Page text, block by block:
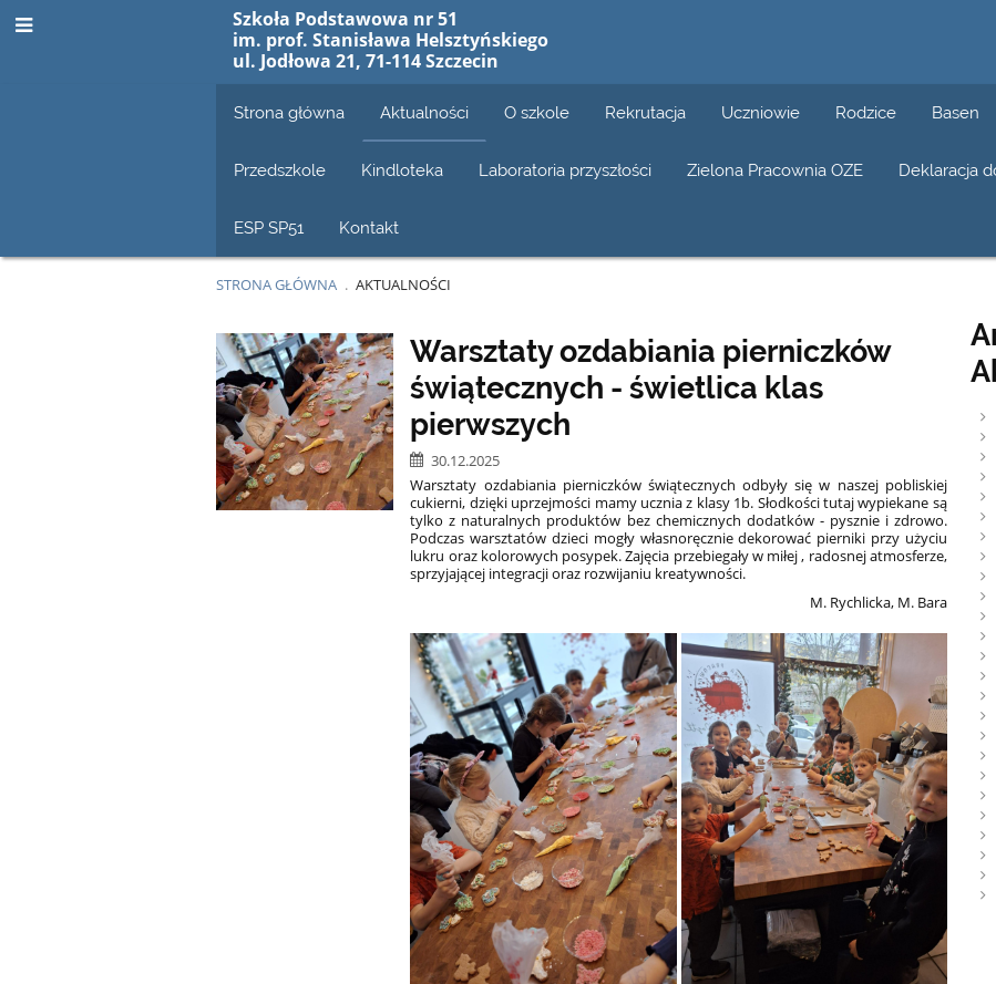
Szkoła Podstawowa nr 51
im. prof. Stanisława Helsztyńskiego
ul. Jodłowa 21, 71-114 Szczecin
Strona główna Aktualności O szkole Rekrutacja Uczniowie Rodzice Basen
Przedszkole Kindloteka Laboratoria przyszłości Zielona Pracownia OZE Deklaracja
ESP SP51 Kontakt
STRONA GŁÓWNA . AKTUALNOŚCI
Aktualności Warsztaty ozdabiania pierniczków
świątecznych - świetlica klas
pierwszych
30.12.2025
Warsztaty ozdabiania pierniczków świątecznych odbyły się w naszej pobliskiej
cukierni, dzięki uprzejmości mamy ucznia z klasy 1b. Słodkości tutaj wypiekane są
tylko z naturalnych produktów bez chemicznych dodatków - pysznie i zdrowo.
Podczas warsztatów dzieci mogły własnoręcznie dekorować pierniki przy użyciu
lukru oraz kolorowych posypek. Zajęcia przebiegały w miłej , radosnej atmosferze,
sprzyjającej integracji oraz rozwijaniu kreatywności.
M. Rychlicka, M. Bara